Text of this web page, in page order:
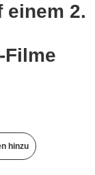
einem 2.
hinzu